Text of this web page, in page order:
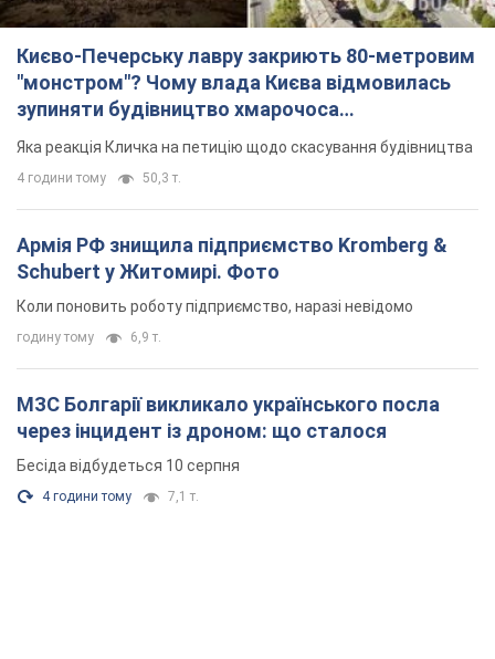
Києво-Печерську лавру закриють 80-метровим
"монстром"? Чому влада Києва відмовилась
зупиняти будівництво хмарочоса
"московського вірянина"
Яка реакція Кличка на петицію щодо скасування будівництва
4 години тому 50,3 т.
Армія РФ знищила підприємство Kromberg &
Schubert у Житомирі. Фото
Коли поновить роботу підприємство, наразі невідомо
годину тому 6,9 т.
МЗС Болгарії викликало українського посла
через інцидент із дроном: що сталося
Бесіда відбудеться 10 серпня
4 години тому 7,1 т.